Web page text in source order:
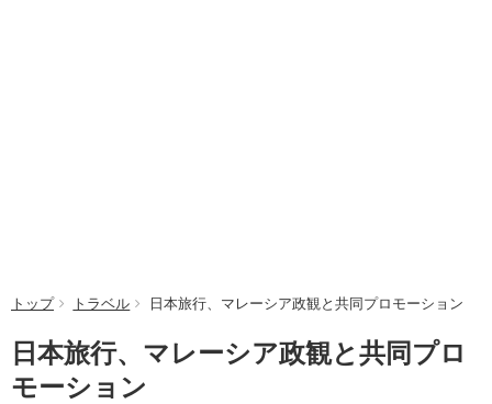
トップ トラベル 日本旅行、マレーシア政観と共同プロモーション
日本旅行、マレーシア政観と共同プロ
モーション